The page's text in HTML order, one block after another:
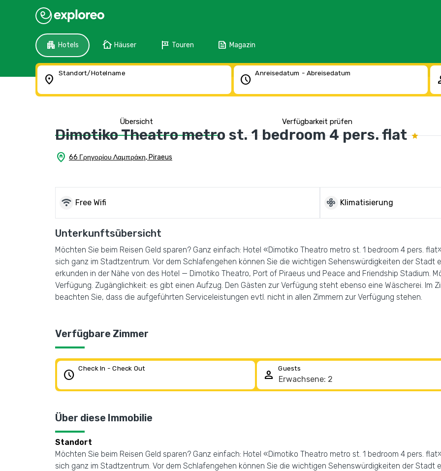
apartment Hotels cottage Häuser tour Touren feed Magazin
location_on Standort/Hotelname schedule Anreisedatum - Abreisedatum
Übersicht Verfügbarkeit prüfen
Dimotiko Theatro metro st. 1 bedroom 4 pers. flat
home_pin 66 Γρηγορίου Λαμπράκη, Piraeus
wifi Free Wifi mode_fan Klimatisierung
Unterkunftsübersicht
Möchten Sie beim Reisen Geld sparen? Ganz einfach: Hotel «Dimotiko Theatro metro st. 1 bedroom 4 pers.
sich ganz im Stadtzentrum. Vor dem Schlafengehen können Sie die wichtigen Sehenswürdigkeiten der Stadt
erkunden in der Nähe von des Hotel — Dimotiko Theatro, Port of Piraeus und Peace and Friendship Stadium.
Verfügung. Zugänglichkeit: es gibt einen Aufzug. Den Gästen zur Verfügung steht ebenso eine Wäscherei. Im
beachten Sie, dass die aufgeführten Serviceleistungen evtl. nicht in allen Zimmern zur Verfügung stehen.
Verfügbare Zimmer
schedule Check In - Check Out person Guests
Über diese Immobilie
Standort
Möchten Sie beim Reisen Geld sparen? Ganz einfach: Hotel «Dimotiko Theatro metro st. 1 bedroom 4 pers.
sich ganz im Stadtzentrum. Vor dem Schlafengehen können Sie die wichtigen Sehenswürdigkeiten der Stadt